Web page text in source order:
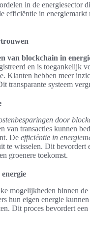
in de energiesector
efficiëntie in
van blockchain in
en is toegankelijk
Klanten hebben meer
transparante systeem
door
van transacties kunnen
De efficiëntie in
te wisselen. Dit bevordert
groenere toekomst.
mogelijkheden binnen
hun eigen energie
Dit proces bevordert